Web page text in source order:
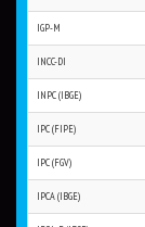
IGP-M
INCC-DI
INPC (IBGE)
IPC (FIPE)
IPC (FGV)
IPCA (IBGE)